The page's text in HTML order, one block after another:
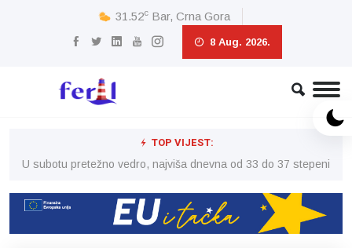
31.52c Bar, Crna Gora
8 Aug. 2026.
TOP VIJEST:
U subotu pretežno vedro, najviša dnevna od 33 do 37 stepeni